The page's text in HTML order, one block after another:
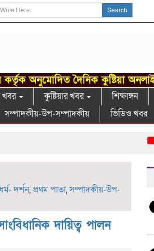
Search
কর্তৃক অনুমোদিত দৈনিক কুষ্টিয়া
খবর কুষ্টিয়ার খবর শিক্ষাঙ্গন
সম্পাদকীয়-উপ-সম্পাদকীয় ভিডিও খবর
ধর্ম- দর্শন,প্রথম পাতা,সম্পাদকীয়-উপ-
দায়িত্ব পালন